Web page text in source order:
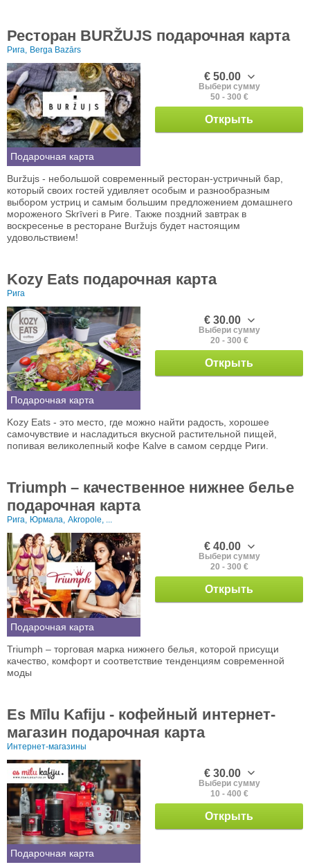
Ресторан BURŽUJS подарочная карта
Рига, Berga Bazārs
Подарочная карта
€ 50.00
Выбери сумму
50 - 300 €
Открыть
Buržujs - небольшой современный ресторан-устричный бар,
который своих гостей удивляет особым и разнообразным
выбором устриц и самым большим предложением домашнего
мороженого Skrīveri в Риге. Также поздний завтрак в
воскресенье в ресторане Buržujs будет настоящим
удовольствием!
Kozy Eats подарочная карта
Рига
Подарочная карта
€ 30.00
Выбери сумму
20 - 300 €
Открыть
Kozy Eats - это место, где можно найти радость, хорошее
самочувствие и насладиться вкусной растительной пищей,
попивая великолепный кофе Kalve в самом сердце Риги.
Triumph – качественное нижнее белье
подарочная карта
Рига, Юрмала, Akropole, ...
Подарочная карта
€ 40.00
Выбери сумму
20 - 300 €
Открыть
Triumph – торговая марка нижнего белья, которой присущи
качество, комфорт и соответствие тенденциям современной
моды
Es Mīlu Kafiju - кофейный интернет-
магазин подарочная карта
Интернет-магазины
Подарочная карта
€ 30.00
Выбери сумму
10 - 400 €
Открыть